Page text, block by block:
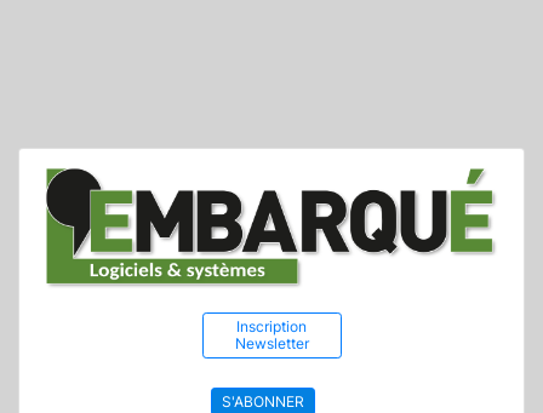
Inscription
Newsletter
S'ABONNER